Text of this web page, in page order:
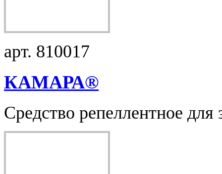
арт. 810017
КАМАРА®
Средство репеллентное